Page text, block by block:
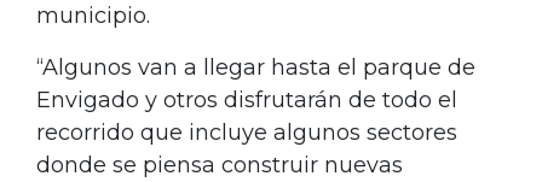
municipio.
“Algunos van a llegar hasta el parque de
Envigado y otros disfrutarán de todo el
recorrido que incluye algunos sectores
donde se piensa construir nuevas